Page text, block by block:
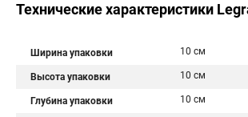
Технические характеристики
Ширина упаковки 10 см
Высота упаковки 10 см
Глубина упаковки 10 см